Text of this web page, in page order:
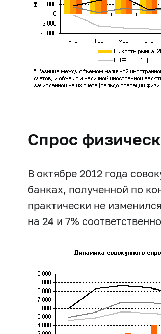
Спрос
В октябре 2012 года
банках, полученной по
практически не
на 24 и 7%